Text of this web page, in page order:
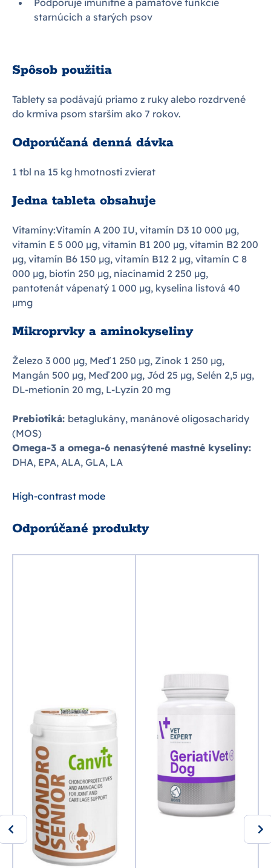
Podporuje imunitné a pamäťové funkcie
starnúcich a starých psov
Spôsob použitia
Tablety sa podávajú priamo z ruky alebo rozdrvené
do krmiva psom starším ako 7 rokov.
Odporúčaná denná dávka
1 tbl na 15 kg hmotnosti zvierat
Jedna tableta obsahuje
Vitamíny:Vitamín A 200 IU, vitamín D3 10 000 µg,
vitamín E 5 000 µg, vitamín B1 200 µg, vitamín B2 200
µg, vitamín B6 150 µg, vitamín B12 2 µg, vitamín C 8
000 µg, biotín 250 µg, niacínamid 2 250 µg,
pantotenát vápenatý 1 000 µg, kyselina listová 40
µmg
Mikroprvky a aminokyseliny
Železo 3 000 µg, Meď 1 250 µg, Zinok 1 250 µg,
Mangán 500 µg, Meď 200 µg, Jód 25 µg, Selén 2,5 µg,
DL-metionín 20 mg, L-Lyzín 20 mg
Prebiotiká: betaglukány, manánové oligosacharidy
(MOS)
Omega-3 a omega-6 nenasýtené mastné kyseliny:
DHA, EPA, ALA, GLA, LA
High-contrast mode
Odporúčané produkty